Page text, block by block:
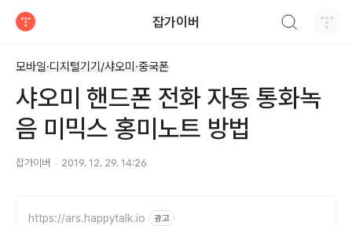
잡가이버
모바일·디지털기기/샤오미·중국폰
샤오미 핸드폰 전화 자동 통화녹
음 미믹스 홍미노트 방법
잡가이버 2019. 12. 29. 14:26
https://ars.happytalk.io 광고